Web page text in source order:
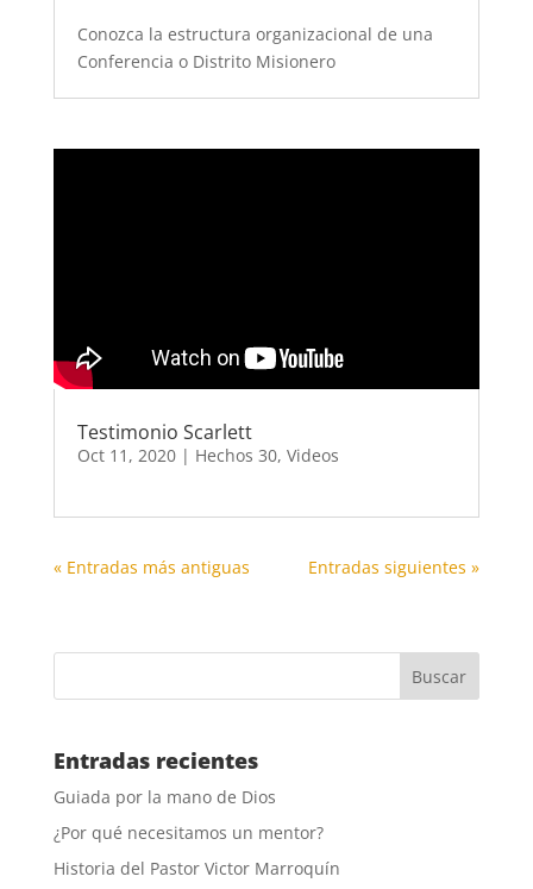
Conozca la estructura organizacional de una
Conferencia o Distrito Misionero
Testimonio Scarlett
Oct 11, 2020| Hechos 30, Videos
« Entradas más antiguas Entradas siguientes »
Entradas recientes
Guiada por la mano de Dios
¿Por qué necesitamos un mentor?
Historia del Pastor Victor Marroquín